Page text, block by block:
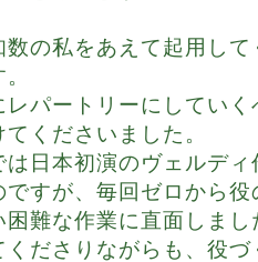
数の私をあえて起用し
レパートリーにしてい
くださいました。
は日本初演のヴェルデ
ですが、毎回ゼロから
困難な作業に直面しま
くださりながらも、役